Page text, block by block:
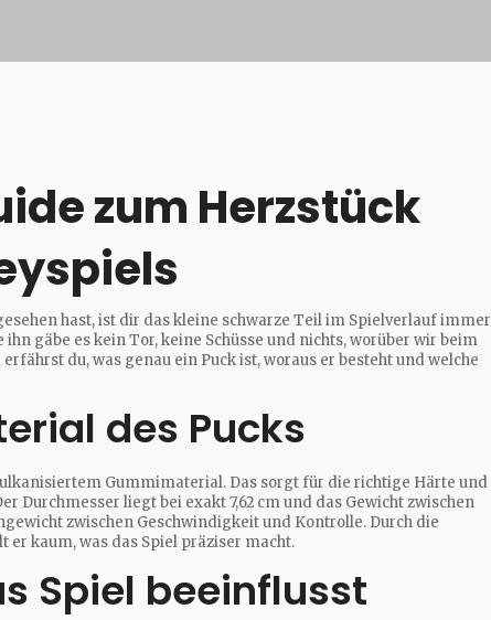
zum Herzstück
hast, ist dir das kleine schwarze Teil im Spielverlauf immer
gäbe es kein Tor, keine Schüsse und nichts, worüber wir beim
du, was genau ein Puck ist, woraus er besteht und welche
des Pucks
Gummimaterial. Das sorgt für die richtige Härte und
Durchmesser liegt bei exakt 7,62 cm und das Gewicht zwischen
zwischen Geschwindigkeit und Kontrolle. Durch die
kaum, was das Spiel präziser macht.
Spiel beeinflusst